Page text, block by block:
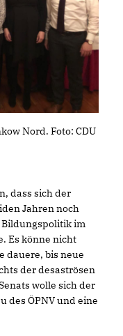
Nord. Foto: CDU
dass sich der
Jahren noch
im
Es könne nicht
dauere, bis neue
der desaströsen
wolle sich der
des ÖPNV und eine